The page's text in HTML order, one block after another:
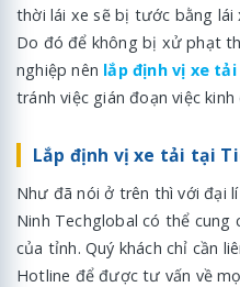
thời lái xe sẽ bị tước bằng lái
Do đó để không bị xử phạt
nghiệp nên lắp định vị xe
tránh việc gián đoạn việc kinh
Lắp định vị xe tải tại
Như đã nói ở trên thì với đại
Ninh Techglobal có thể cung
của tỉnh. Quý khách chỉ cần
Hotline để được tư vấn về